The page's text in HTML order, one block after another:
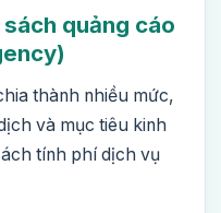
quảng cáo
thành nhiều mức,
và mục tiêu kinh
tính phí dịch vụ